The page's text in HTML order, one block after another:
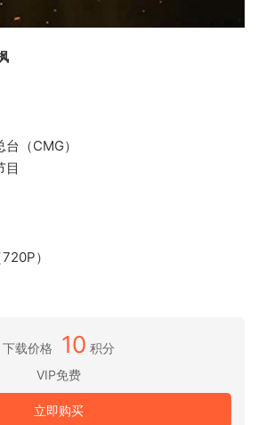
（CMG）
目
）
下载价格 10 积分
VIP免费
立即购买